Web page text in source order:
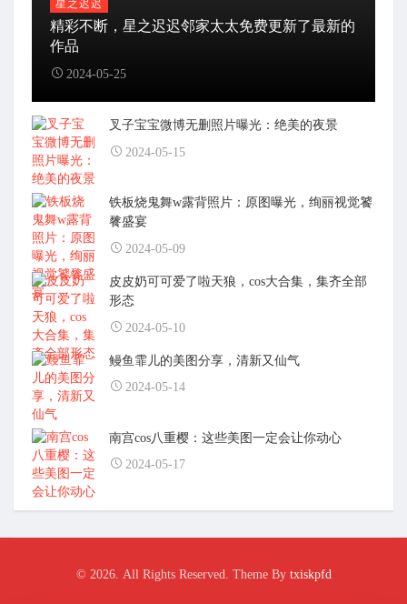
星之迟迟
精彩不断，星之迟迟邻家太太免费更新了最新的
作品
2024-05-25
叉子宝宝微博无删照片曝光：绝美的夜景
2024-05-15
铁板烧鬼舞w露背照片：原图曝光，绚丽视觉饕
餮盛宴
2024-05-09
皮皮奶可可爱了啦天狼，cos大合集，集齐全部
形态
2024-05-10
鳗鱼霏儿的美图分享，清新又仙气
2024-05-14
南宫cos八重樱：这些美图一定会让你动心
2024-05-17
© 2026. All Rights Reserved. Theme By txiskpfd